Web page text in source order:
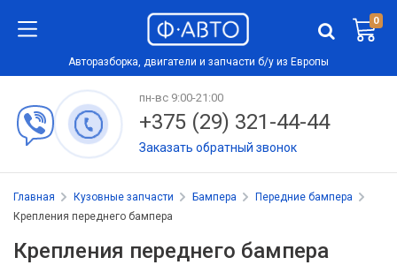
0
Авторазборка, двигатели и запчасти б/у из Европы
пн-вс 9:00-21:00
+375 (29) 321-44-44
Заказать обратный звонок
Главная Кузовные запчасти Бампера
Передние бампера
Крепления переднего бампера
Крепления переднего бампера